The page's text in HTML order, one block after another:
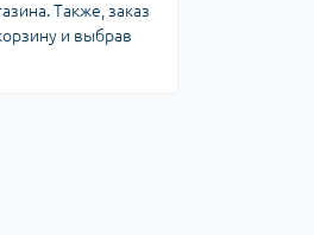
Также, заказ
и выбрав